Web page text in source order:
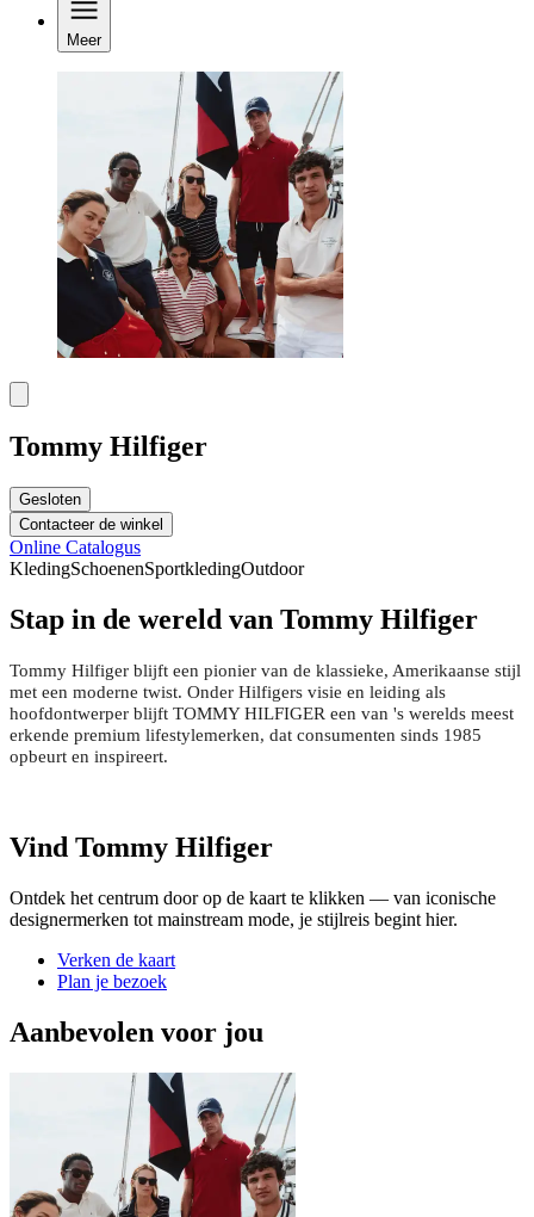
Meer
Tommy Hilfiger
Gesloten
Contacteer de winkel
Online Catalogus
KledingSchoenenSportkledingOutdoor
Stap in de wereld van Tommy Hilfiger
Tommy Hilfiger blijft een pionier van de klassieke, Amerikaanse stijl
met een moderne twist. Onder Hilfigers visie en leiding als
hoofdontwerper blijft TOMMY HILFIGER een van 's werelds meest
erkende premium lifestylemerken, dat consumenten sinds 1985
opbeurt en inspireert.
Vind Tommy Hilfiger
Ontdek het centrum door op de kaart te klikken — van iconische
designermerken tot mainstream mode, je stijlreis begint hier.
Verken de kaart
Plan je bezoek
Aanbevolen voor jou